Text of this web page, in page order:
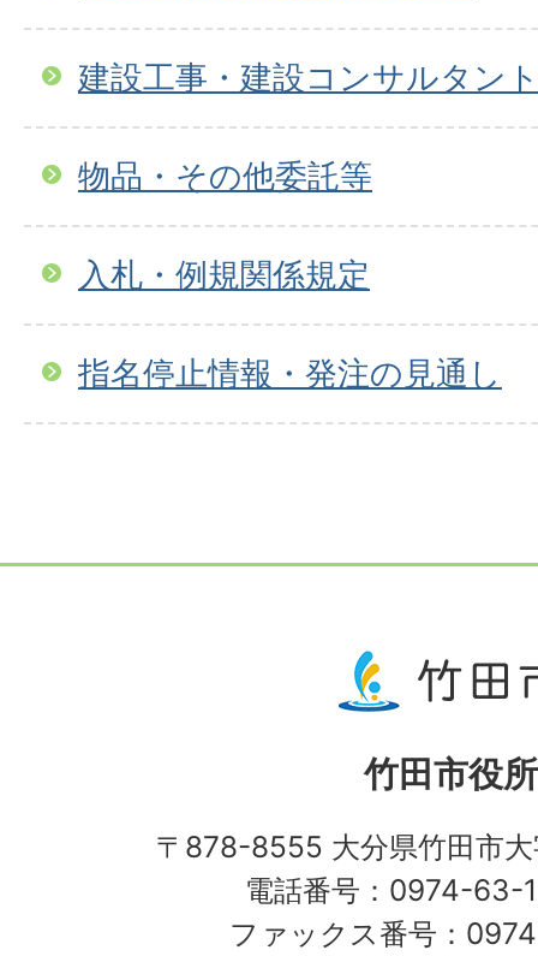
建設工事・建設コンサルタン
物品・その他委託等
入札・例規関係規定
指名停止情報・発注の見通し
竹田市役所
〒878-8555 大分県竹田市
電話番号：0974-63-
ファックス番号：